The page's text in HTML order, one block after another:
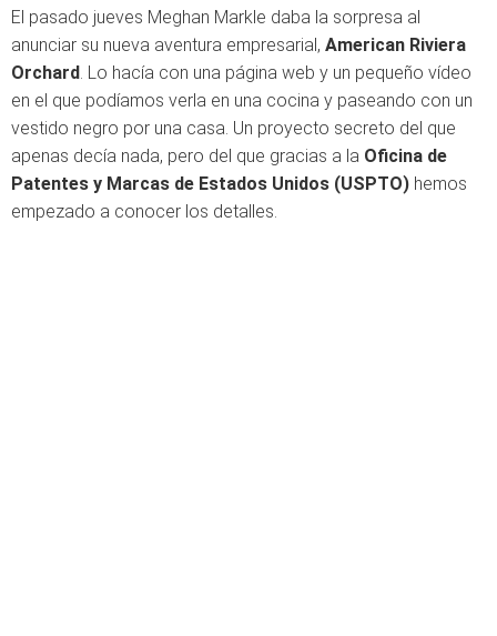
El pasado jueves Meghan Markle daba la sorpresa al
anunciar su nueva aventura empresarial, American Riviera
Orchard. Lo hacía con una página web y un pequeño vídeo
en el que podíamos verla en una cocina y paseando con un
vestido negro por una casa. Un proyecto secreto del que
apenas decía nada, pero del que gracias a la Oficina de
Patentes y Marcas de Estados Unidos (USPTO) hemos
empezado a conocer los detalles.